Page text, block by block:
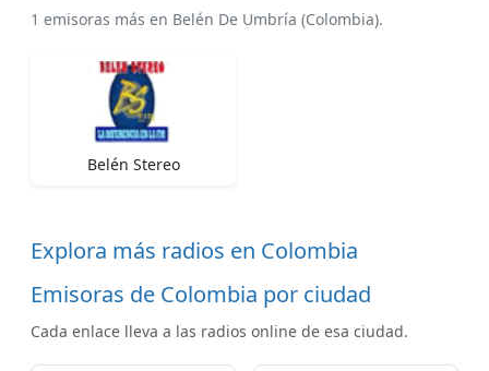
1 emisoras más en Belén De Umbría (Colombia).
Belén Stereo
Explora más radios en Colombia
Emisoras de Colombia por ciudad
Cada enlace lleva a las radios online de esa ciudad.